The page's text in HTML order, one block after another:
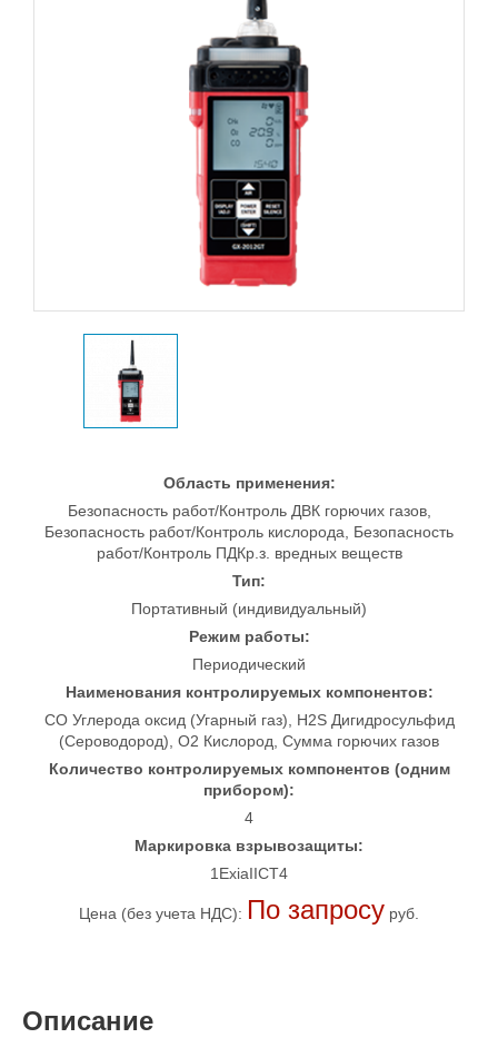
Область применения:
Безопасность работ/Контроль ДВК горючих газов,
Безопасность работ/Контроль кислорода, Безопасность
работ/Контроль ПДКр.з. вредных веществ
Тип:
Портативный (индивидуальный)
Режим работы:
Периодический
Наименования контролируемых компонентов:
CO Углерода оксид (Угарный газ), H2S Дигидросульфид
(Сероводород), O2 Кислород, Сумма горючих газов
Количество контролируемых компонентов (одним
прибором):
4
Маркировка взрывозащиты:
1ExiaIICT4
Цена (без учета НДС): По запросу руб.
Описание